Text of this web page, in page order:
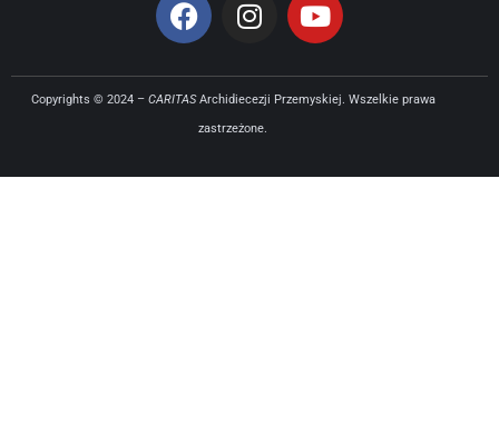
Copyrights © 2024 – CARITASArchidiecezji Przemyskiej. Wszelkie prawa
zastrzeżone.